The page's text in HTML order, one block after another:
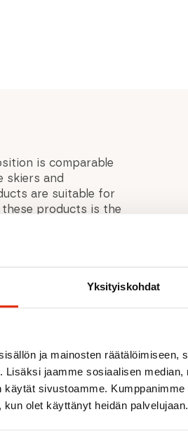
Yksityiskohdat
ja mainosten räätälöimiseen,
Lisäksi jaamme sosiaalisen
sivustoamme.
olet käyttänyt heidän palvelujaan.
is comparable
skiers and
are suitable for
products is the
LF RACE MID.
Recommended